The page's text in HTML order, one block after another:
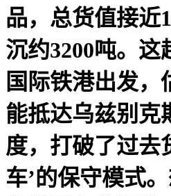
品，总货值接近
沉约3200吨。这
国际铁港出发，
能抵达乌兹别克
度，打破了过去
车’的保守模式